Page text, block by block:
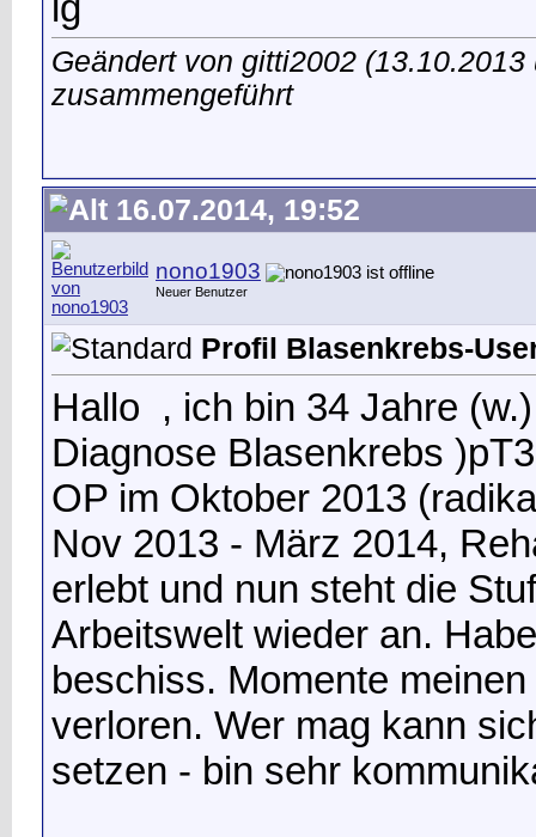
Geändert von gitti2002
zusammengeführt
16.07.2014, 19:52
nono1903
Neuer Benutzer
Profil Blasenkrebs-
Hallo , ich bin 34 Jahre
Diagnose Blasenkrebs
OP im Oktober 2013
Nov 2013 - März 2014,
erlebt und nun steht die
Arbeitswelt wieder an.
beschiss. Momente
verloren. Wer mag kann
setzen - bin sehr